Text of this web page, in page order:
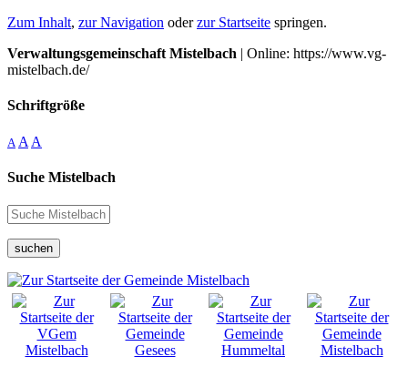
Zum Inhalt, zur Navigation oderzur Startseite springen.
Verwaltungsgemeinschaft Mistelbach | Online: https://www.vg-
mistelbach.de/
Schriftgröße
A A A
Suche Mistelbach
suchen